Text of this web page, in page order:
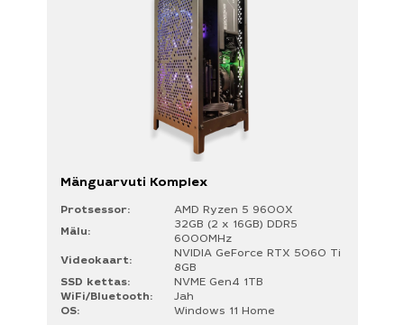
HIND
Mänguarvuti Komplex
Protsessor:
AMD Ryzen 5 9600X
Mälu:
32GB (2 x 16GB) DDR5
6000MHz
Videokaart:
NVIDIA GeForce RTX 5060 Ti
8GB
SSD kettas:
NVME Gen4 1TB
WiFi/Bluetooth:
Jah
OS:
Windows 11 Home